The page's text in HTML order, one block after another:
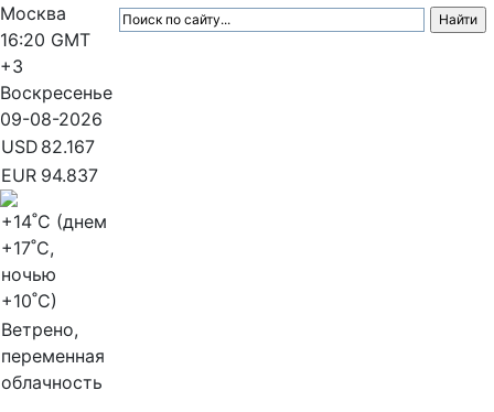
Москва
16:20 GMT
+3
Воскресенье
09-08-2026
USD 82.167
EUR 94.837
+14˚C (днем
+17˚C,
ночью
+10˚C)
Ветрено,
переменная
облачность